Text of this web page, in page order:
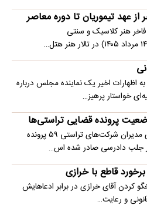
فاخر هنر کلاسیک و سنتی
اظهارات اخیر یک نماینده مجلس درباره
خواستار پرهیز…
پرونده قضایی تراستی‌ها
دادستان تهران گفت: تاکنون برای مدیران شرکت‌های تراستی ۵۹ پرونده
قاطع با خرازی
کردن آقای خرازی در برابر ادعاهایش
و رعایت…